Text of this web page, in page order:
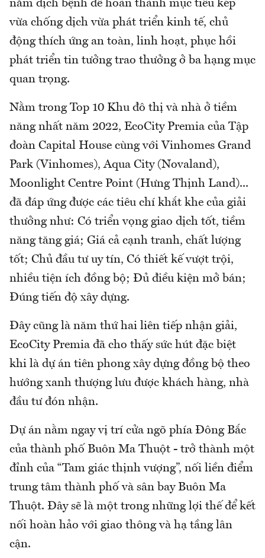
năm dịch bệnh để hoàn thành mục tiêu kép
vừa chống dịch vừa phát triển kinh tế, chủ
động thích ứng an toàn, linh hoạt, phục hồi
phát triển tin tưởng trao thưởng ở ba hạng mục
quan trọng.
Nằm trong Top 10 Khu đô thị và nhà ở tiềm
năng nhất năm 2022, EcoCity Premia của Tập
đoàn Capital House cùng với Vinhomes Grand
Park (Vinhomes), Aqua City (Novaland),
Moonlight Centre Point (Hưng Thịnh Land)...
đã đáp ứng được các tiêu chí khắt khe của giải
thưởng như: Có triển vọng giao dịch tốt, tiềm
năng tăng giá; Giá cả cạnh tranh, chất lượng
tốt; Chủ đầu tư uy tín, Có thiết kế vượt trội,
nhiều tiện ích đồng bộ; Đủ điều kiện mở bán;
Đúng tiến độ xây dựng.
Đây cũng là năm thứ hai liên tiếp nhận giải,
EcoCity Premia đã cho thấy sức hút đặc biệt
khi là dự án tiên phong xây dựng đồng bộ theo
hướng xanh thượng lưu được khách hàng, nhà
đầu tư đón nhận.
Dự án nằm ngay vị trí cửa ngõ phía Đông Bắc
của thành phố Buôn Ma Thuột - trở thành một
đỉnh của “Tam giác thịnh vượng”, nối liền điểm
trung tâm thành phố và sân bay Buôn Ma
Thuột. Đây sẽ là một trong những lợi thế để kết
nối hoàn hảo với giao thông và hạ tầng lân
cận.